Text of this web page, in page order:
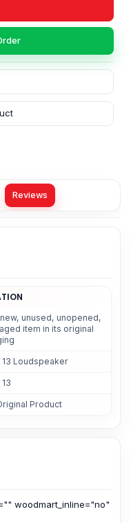
Reviews
unused, unopened,
item in its original
13 Loudspeaker
Product
woodmart_inline="no"